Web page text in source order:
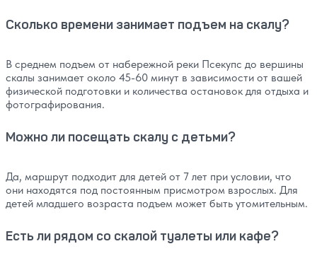
Сколько времени занимает подъем на скалу?
В среднем подъем от набережной реки Псекупс до вершины
скалы занимает около 45-60 минут в зависимости от вашей
физической подготовки и количества остановок для отдыха и
фотографирования.
Можно ли посещать скалу с детьми?
Да, маршрут подходит для детей от 7 лет при условии, что
они находятся под постоянным присмотром взрослых. Для
детей младшего возраста подъем может быть утомительным.
Есть ли рядом со скалой туалеты или кафе?